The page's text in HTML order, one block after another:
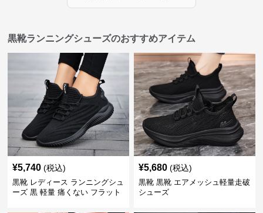
黒靴ランニングシューズのおすすめアイテム
¥5,740 (税込)
黒靴 レディース ランニングシュ
ーズ 黒 軽量 痛くない フラット
¥5,680 (税込)
黒靴 黒靴 エアメッシュ軽量走破
シューズ